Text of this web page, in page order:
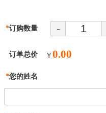
订购数量
* -
订单总价 ￥ 0.00
您的姓名
*